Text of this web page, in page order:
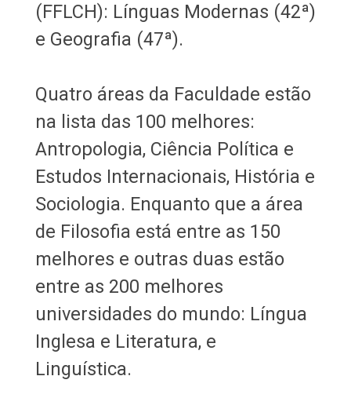
(FFLCH): Línguas Modernas (42ª)
e Geografia (47ª).
Quatro áreas da Faculdade estão
na lista das 100 melhores:
Antropologia, Ciência Política e
Estudos Internacionais, História e
Sociologia. Enquanto que a área
de Filosofia está entre as 150
melhores e outras duas estão
entre as 200 melhores
universidades do mundo: Língua
Inglesa e Literatura, e
Linguística.